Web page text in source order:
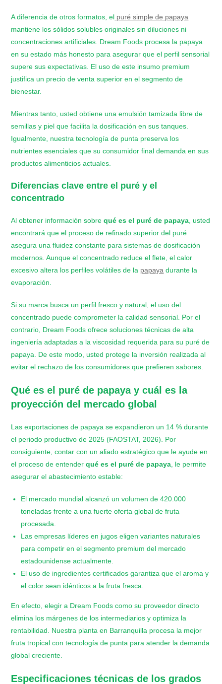
A diferencia de otros formatos, el puré simple de papaya
mantiene los sólidos solubles originales sin diluciones ni
concentraciones artificiales. Dream Foods procesa la papaya
en su estado más honesto para asegurar que el perfil sensorial
supere sus expectativas. El uso de este insumo premium
justifica un precio de venta superior en el segmento de
bienestar.
Mientras tanto, usted obtiene una emulsión tamizada libre de
semillas y piel que facilita la dosificación en sus tanques.
Igualmente, nuestra tecnología de punta preserva los
nutrientes esenciales que su consumidor final demanda en sus
productos alimenticios actuales.
Diferencias clave entre el puré y el
concentrado
Al obtener información sobrequé es el puré de papaya , usted
encontrará que el proceso de refinado superior del puré
asegura una fluidez constante para sistemas de dosificación
modernos. Aunque el concentrado reduce el flete, el calor
excesivo altera los perfiles volátiles de la papaya durante la
evaporación.
Si su marca busca un perfil fresco y natural, el uso del
concentrado puede comprometer la calidad sensorial. Por el
contrario, Dream Foods ofrece soluciones técnicas de alta
ingeniería adaptadas a la viscosidad requerida para su puré de
papaya. De este modo, usted protege la inversión realizada al
evitar el rechazo de los consumidores que prefieren sabores.
Qué es el puré de papayay cuál es la
proyección del mercado global
Las exportaciones de papaya se expandieron un 14 % durante
el periodo productivo de 2025 (FAOSTAT, 2026). Por
consiguiente, contar con un aliado estratégico que le ayude en
el proceso de entenderqué es el puré de papaya , le permite
asegurar el abastecimiento estable:
​El mercado mundial alcanzó un volumen de 420.000
toneladas frente a una fuerte oferta global de fruta
procesada.
​Las empresas líderes en jugos eligen variantes naturales
para competir en el segmento premium del mercado
estadounidense actualmente.
​El uso de ingredientes certificados garantiza que el aroma y
el color sean idénticos a la fruta fresca.
En efecto, elegir a Dream Foods como su proveedor directo
elimina los márgenes de los intermediarios y optimiza la
rentabilidad. Nuestra planta en Barranquilla procesa la mejor
fruta tropical con tecnología de punta para atender la demanda
global creciente.
​Especificaciones técnicas de los grados